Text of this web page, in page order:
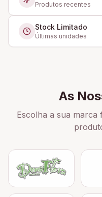
Produtos recentes
Stock Limitado
Últimas unidades
As
Escolha a sua marca